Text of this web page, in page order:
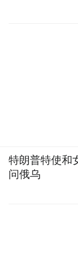
特朗普特使和
问俄乌